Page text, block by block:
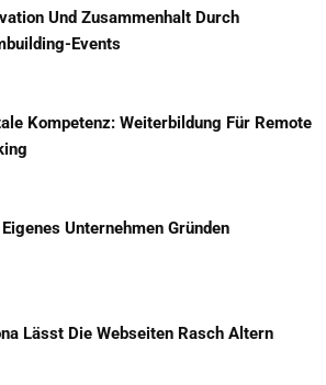
Und Zusammenhalt Durch
Events
Kompetenz: Weiterbildung Für Remote
Unternehmen Gründen
Lässt Die Webseiten Rasch Altern